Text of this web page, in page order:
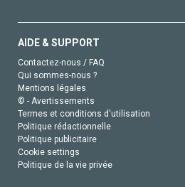
AIDE & SUPPORT
Contactez-nous / FAQ
Qui sommes-nous ?
Mentions légales
© - Avertissements
Termes et conditions d'utilisation
Politique rédactionnelle
Politique publicitaire
Cookie settings
Politique de la vie privée